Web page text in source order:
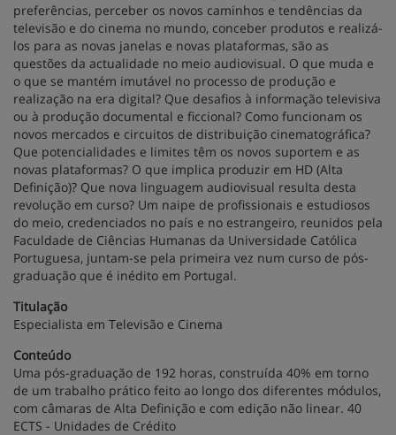
preferências, perceber os novos caminhos e tendências da
televisão e do cinema no mundo, conceber produtos e realizá-
los para as novas janelas e novas plataformas, são as
questões da actualidade no meio audiovisual. O que muda e
o que se mantém imutável no processo de produção e
realização na era digital? Que desafios à informação televisiva
ou à produção documental e ficcional? Como funcionam os
novos mercados e circuitos de distribuição cinematográfica?
Que potencialidades e limites têm os novos suportem e as
novas plataformas? O que implica produzir em HD (Alta
Definição)? Que nova linguagem audiovisual resulta desta
revolução em curso? Um naipe de profissionais e estudiosos
do meio, credenciados no país e no estrangeiro, reunidos pela
Faculdade de Ciências Humanas da Universidade Católica
Portuguesa, juntam-se pela primeira vez num curso de pós-
graduação que é inédito em Portugal.
Titulação
Especialista em Televisão e Cinema
Conteúdo
Uma pós-graduação de 192 horas, construída 40% em torno
de um trabalho prático feito ao longo dos diferentes módulos,
com câmaras de Alta Definição e com edição não linear. 40
ECTS - Unidades de Crédito